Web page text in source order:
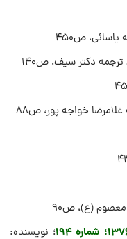
؛ نویسنده: